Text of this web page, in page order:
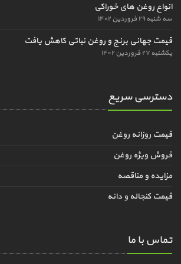
انواع روغن های خوراکی
سه شنبه ۲۹ فروردین ۱۴۰۲
قیمت جهانی برنج و روغن نباتی کاهش یافت
یکشنبه ۲۷ فروردین ۱۴۰۲
دسترسی سریع
قیمت روزانه روغن
فروش ویژه روغن
مزایده و مناقصه
قیمت کنجاله و دانه
تماس با ما